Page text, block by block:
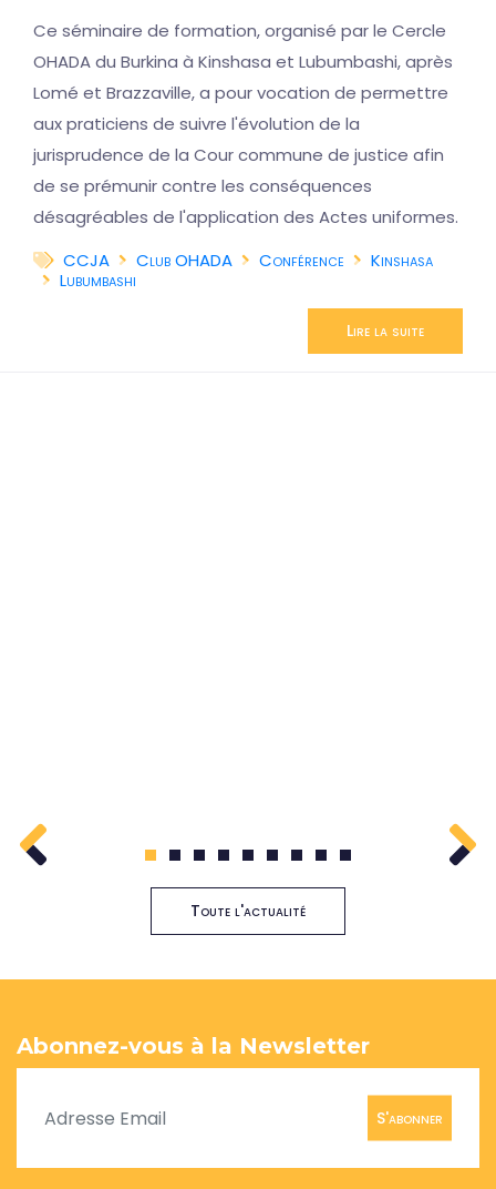
Ce séminaire de formation, organisé par le Cercle
OHADA du Burkina à Kinshasa et Lubumbashi, après
Lomé et Brazzaville, a pour vocation de permettre
aux praticiens de suivre l'évolution de la
jurisprudence de la Cour commune de justice afin
de se prémunir contre les conséquences
désagréables de l'application des Actes uniformes.
CCJA
Club OHADA Conférence
Kinshasa
Lubumbashi
Lire la suite
1 2 3 4 5 6 7 8 9
Toute l'actualité
Abonnez-vous à la Newsletter
S'abonner